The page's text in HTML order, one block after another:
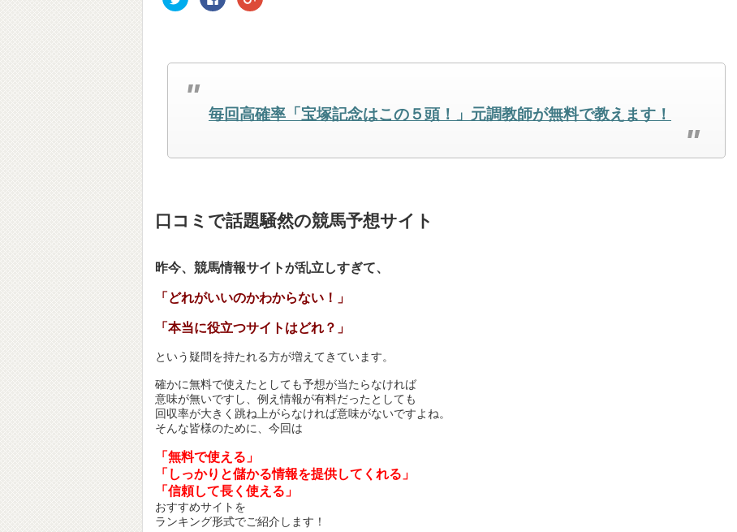
リ
で
有
(新
ウ
で
は
し
て
い
ィ
ン
ド
開
き
ま
リ
で
い
ウ
ウ
す)
毎回高確率「宝塚記念はこの５頭！」元調教師が無料で教えます！
口コミで話題騒然の競馬予想サイト
昨今、競馬情報サイトが乱立しすぎて、
「どれがいいのかわからない！」
「本当に役立つサイトはどれ？」
という疑問を持たれる方が増えてきています。
確かに無料で使えたとしても予想が当たらなければ
意味が無いですし、例え情報が有料だったとしても
回収率が大きく跳ね上がらなければ意味がないですよね。
そんな皆様のために、今回は
「無料で使える」
「しっかりと儲かる情報を提供してくれる」
「信頼して長く使える」
おすすめサイトを
ランキング形式でご紹介します！